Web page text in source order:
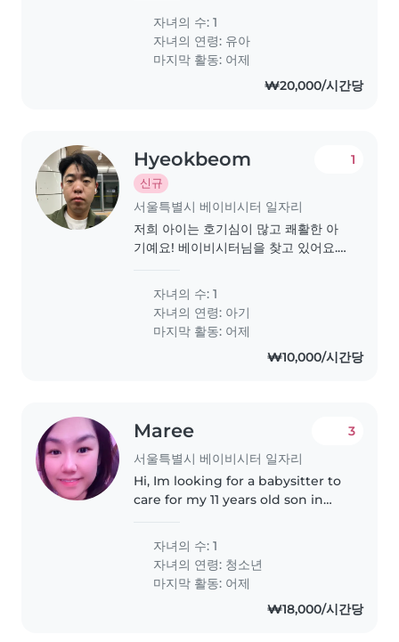
everything, so he needs to be
kept under close watch!
자녀의 수: 1
자녀의 연령: 유아
마지막 활동: 어제
₩20,000/시간당
Hyeokbeom
신규
서울특별시 베이비시터 일자리
1
저희 아이는 호기심이 많고 쾌활한 아
기예요! 베이비시터님을 찾고 있어요.
이비시터를 구하고 있습니다
자녀의 수: 1
자녀의 연령: 아기
마지막 활동: 어제
₩10,000/시간당
Maree
서울특별시 베이비시터 일자리
3
Hi, Im looking for a babysitter to
care for my 11 years old son in
자녀의 수: 1
자녀의 연령: 청소년
마지막 활동: 어제
₩18,000/시간당